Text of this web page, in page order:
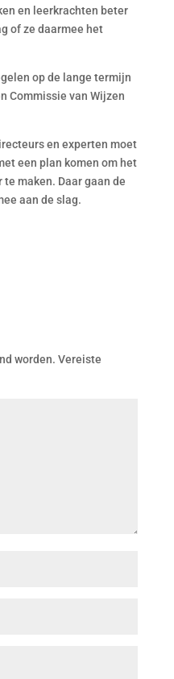
en leerkrachten beter
of ze daarmee het
op de lange termijn
Commissie van Wijzen
en experten moet
een plan komen om het
maken. Daar gaan de
aan de slag.
worden. Vereiste